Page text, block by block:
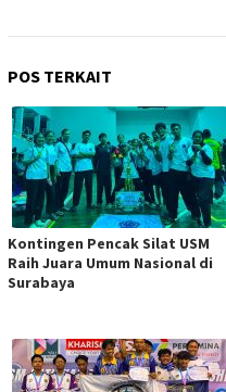
POS TERKAIT
Kontingen Pencak Silat USM
Raih Juara Umum Nasional di
Surabaya